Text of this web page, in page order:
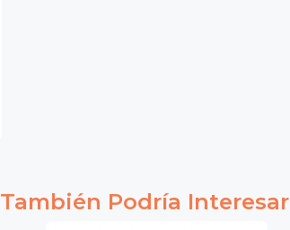
También Podría